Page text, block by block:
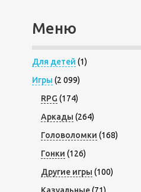
Меню
Для детей (1)
Игры (2 099)
RPG (174)
Аркады (264)
Головоломки (168)
Гонки (126)
Другие игры (100)